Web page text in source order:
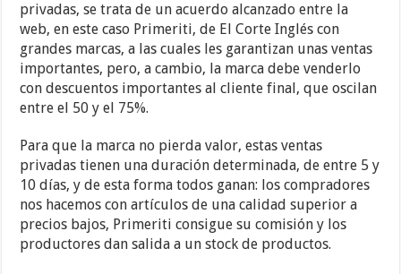
privadas, se trata de un acuerdo alcanzado entre la
web, en este caso Primeriti, de El Corte Inglés con
grandes marcas, a las cuales les garantizan unas ventas
importantes, pero, a cambio, la marca debe venderlo
con descuentos importantes al cliente final, que oscilan
entre el 50 y el 75%.
Para que la marca no pierda valor, estas ventas
privadas tienen una duración determinada, de entre 5 y
10 días, y de esta forma todos ganan: los compradores
nos hacemos con artículos de una calidad superior a
precios bajos, Primeriti consigue su comisión y los
productores dan salida a un stock de productos.